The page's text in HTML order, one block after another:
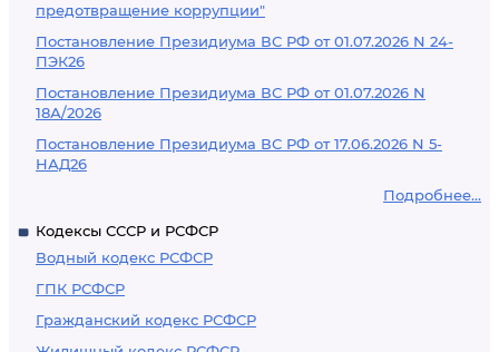
предотвращение коррупции"
Постановление Президиума ВС РФ от 01.07.2026 N 24-
ПЭК26
Постановление Президиума ВС РФ от 01.07.2026 N
18А/2026
Постановление Президиума ВС РФ от 17.06.2026 N 5-
НАД26
Подробнее...
Кодексы СССР и РСФСР
Водный кодекс РСФСР
ГПК РСФСР
Гражданский кодекс РСФСР